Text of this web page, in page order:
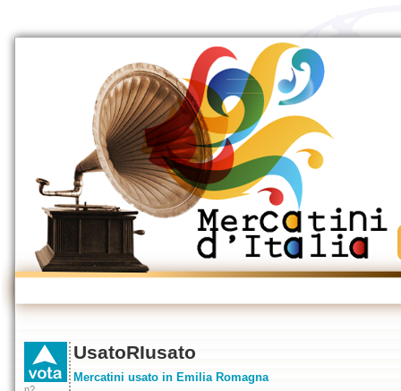
UsatoRIusato
Mercatini usato in Emilia Romagna